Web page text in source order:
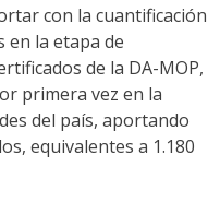
con la cuantificación
en la etapa de
de la DA-MOP,
primera vez en la
del país, aportando
equivalentes a 1.180